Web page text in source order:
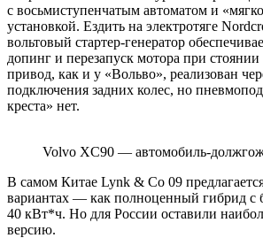
с восьмиступенчатым автоматом и
установкой. Ездить на электротяге
вольтовый стартер-генератор
допинг и перезапуск мотора при
привод, как и у «Вольво», реализован
подключения задних колес, но
креста» нет.
Volvo XC90 — автомобиль-
В самом Китае Lynk & Co 09
вариантах — как полноценный гибрид с
40 кВт*ч. Но для России оставили
версию.